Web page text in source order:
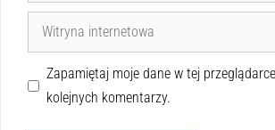
Zapamiętaj moje dane w tej
kolejnych komentarzy.